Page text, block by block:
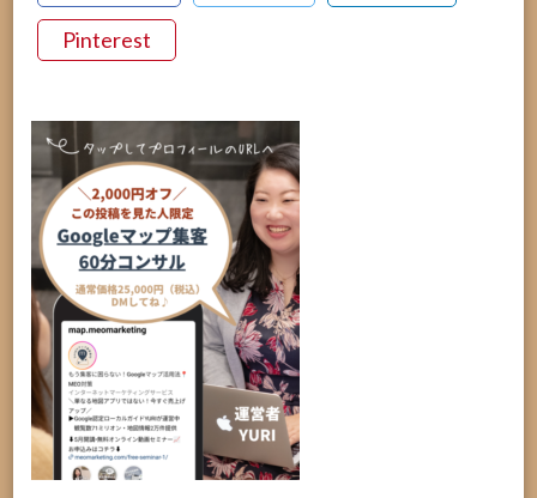
Pinterest